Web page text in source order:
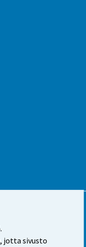
jotta sivusto